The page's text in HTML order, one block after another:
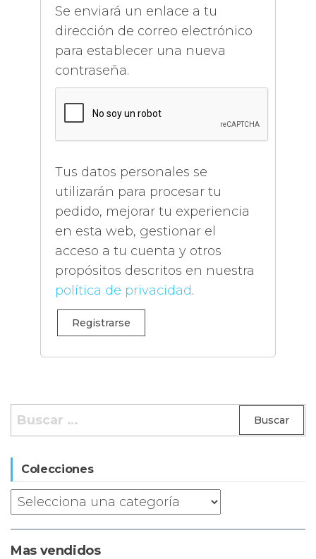
Se enviará un enlace a tu
dirección de correo electrónico
para establecer una nueva
contraseña.
Tus datos personales se
utilizarán para procesar tu
pedido, mejorar tu experiencia
en esta web, gestionar el
acceso a tu cuenta y otros
propósitos descritos en nuestra
política de privacidad.
Registrarse
Buscar:
Colecciones
Mas vendidos